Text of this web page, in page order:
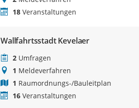
18 Veranstaltungen
Wallfahrtsstadt Kevelaer
2 Umfragen
1 Meldeverfahren
1 Raumordnungs-/Bauleitplan
16 Veranstaltungen